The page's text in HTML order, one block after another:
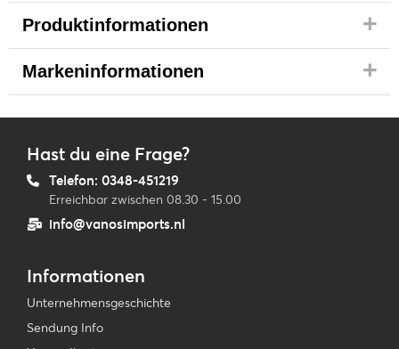
Produktinformationen
Markeninformationen
Hast du eine Frage?
Telefon: 0348-451219
Erreichbar zwischen 08.30 - 15.00
info@vanosimports.nl
Informationen
Unternehmensgeschichte
Sendung Info